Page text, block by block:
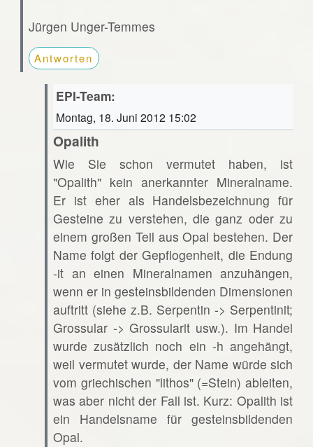
Jürgen Unger-Temmes
Antworten
EPI-Team:
Montag, 18. Juni 2012 15:02
Opalith
Wie Sie schon vermutet haben, ist
"Opalith" kein anerkannter Mineralname.
Er ist eher als Handelsbezeichnung für
Gesteine zu verstehen, die ganz oder zu
einem großen Teil aus Opal bestehen. Der
Name folgt der Gepflogenheit, die Endung
-it an einen Mineralnamen anzuhängen,
wenn er in gesteinsbildenden Dimensionen
auftritt (siehe z.B. Serpentin -> Serpentinit;
Grossular -> Grossularit usw.). Im Handel
wurde zusätzlich noch ein -h angehängt,
weil vermutet wurde, der Name würde sich
vom griechischen "lithos" (=Stein) ableiten,
was aber nicht der Fall ist. Kurz: Opalith ist
ein Handelsname für gesteinsbildenden
Opal.